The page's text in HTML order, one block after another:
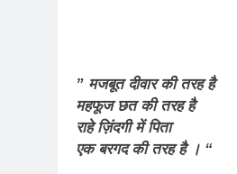
” मजबूत दीवार की तरह है
महफूज छत की तरह है
राहे ज़िंदगी में पिता
एक बरगद की तरह है । “